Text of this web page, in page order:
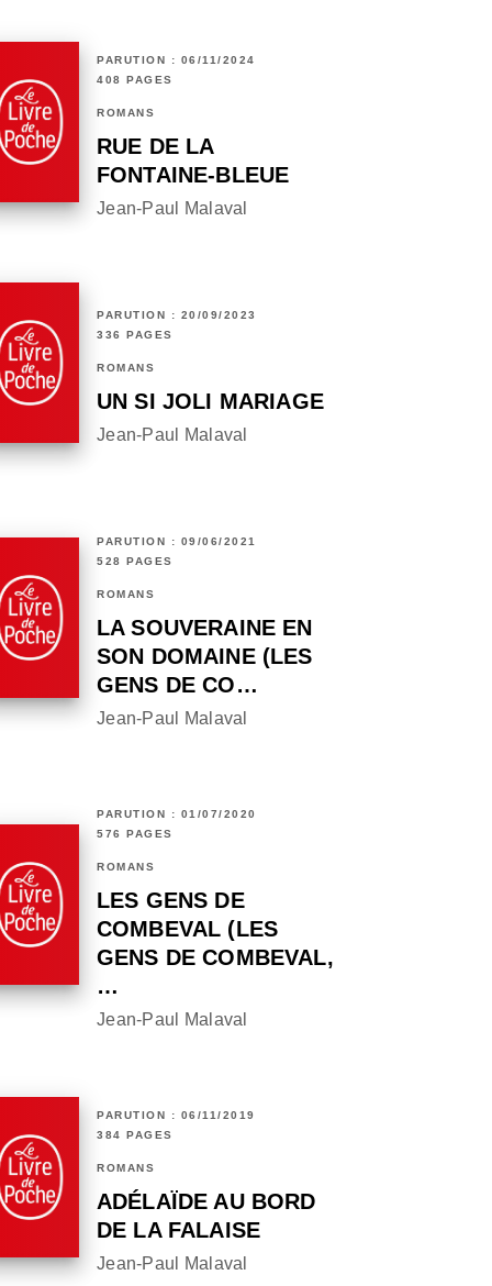
PARUTION : 06/11/2024
408 PAGES
ROMANS
RUE DE LA
FONTAINE-BLEUE
Jean-Paul Malaval
PARUTION : 20/09/2023
336 PAGES
ROMANS
UN SI JOLI MARIAGE
Jean-Paul Malaval
PARUTION : 09/06/2021
528 PAGES
ROMANS
LA SOUVERAINE EN
SON DOMAINE (LES
GENS DE CO…
Jean-Paul Malaval
PARUTION : 01/07/2020
576 PAGES
ROMANS
LES GENS DE
COMBEVAL (LES
GENS DE COMBEVAL,
…
Jean-Paul Malaval
PARUTION : 06/11/2019
384 PAGES
ROMANS
ADÉLAÏDE AU BORD
DE LA FALAISE
Jean-Paul Malaval